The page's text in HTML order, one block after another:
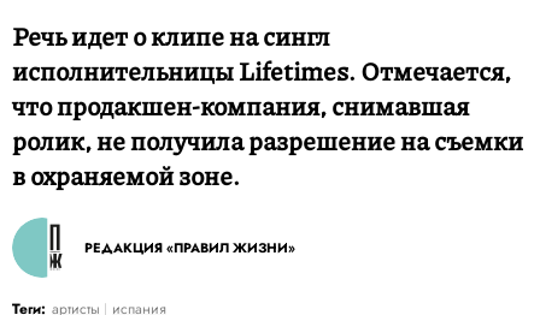
Речь идет о клипе на сингл
исполнительницы Lifetimes. Отмечается,
что продакшен-компания, снимавшая
ролик, не получила разрешение на съемки
в охраняемой зоне.
РЕДАКЦИЯ «ПРАВИЛ ЖИЗНИ»
Теги: артисты испания